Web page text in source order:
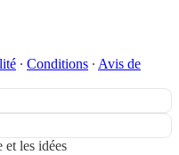
∙ Conditions ∙ Avis de
et les idées